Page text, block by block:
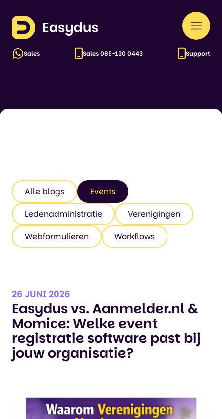
Easydus
Naar
Sales Sales085-130 0443 Support
Categorie:
Alle blogs
Events
Ledenadministratie
Verenigingen
Webformulieren
Workflows
26 JUNI 2026
Easydus vs. Aanmelder.nl &
Momice: Welke event
registratie software past bij
jouw organisatie?